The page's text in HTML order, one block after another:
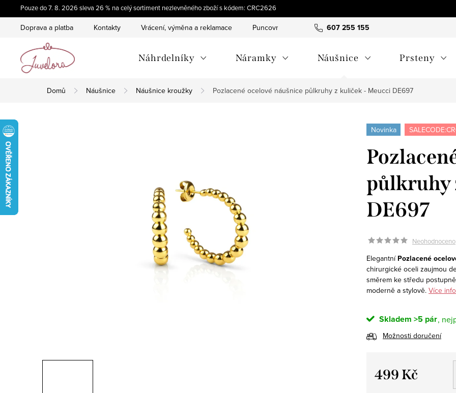
na
Pouze do 7. 8. 2026 sleva 26 % na celý sortiment nezlevněného zboží s kódem: CRC2626
607 255 155
Doprava a platba Kontakty Vrácení, výměna a reklamace Puncovní značky Hodnocení obchodu
Náhrdelníky Náramky Náušnice Prsteny
Domů Náušnice Náušnice kroužky Pozlacené ocelové náušnice půlkruhy z kuliček - Meucci DE697
Novinka
půlkruhy
DE697
Neohodnoceno
Elegantní Pozlacené
chirurgické oceli zaujmou
směrem ke středu
moderně a stylově. Více
Skladem >5 pár
Možnosti doručení
499 Kč